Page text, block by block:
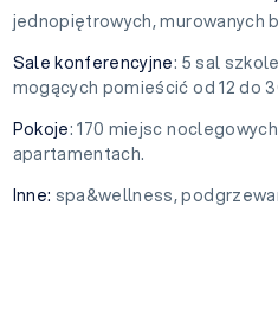
jednopiętrowych, murowanych
Sale konferencyjne: 5 sal
mogących pomieścić od 12 do
Pokoje: 170 miejsc
apartamentach.
Inne: spa&wellness,